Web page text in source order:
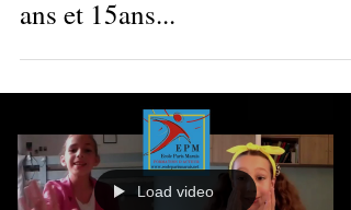
Le Théâtre à 13 ans... 14
ans et 15ans...